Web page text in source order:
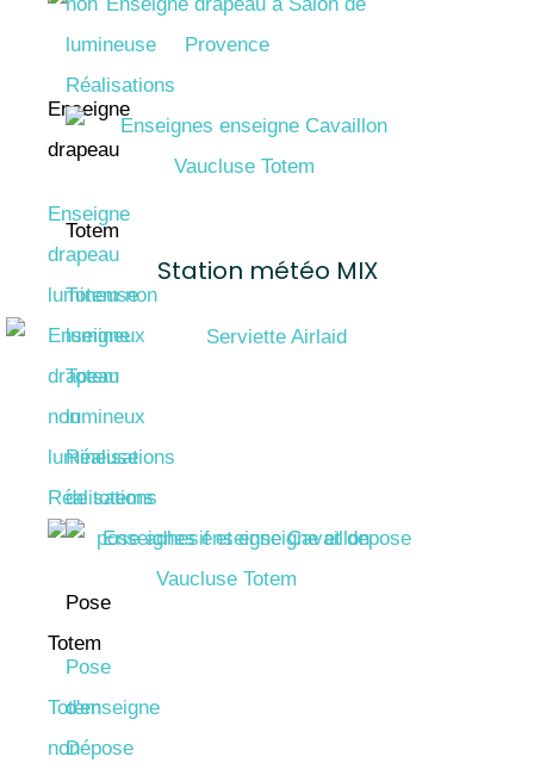
Enseigne
drapeau
Enseigne
drapeau
lumineuse
Enseigne
drapeau
non
lumineuse
Réalisations
Totem
Totem
non
lumineuse
Réalisations
Totem
Totem non
lumineux
Totem
lumineux
Réalisations
de totems
Pose
Pose
d'enseigne
Dépose
Station météo MIX